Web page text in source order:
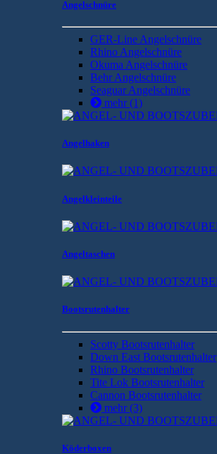
Angelschnüre
GER-Line Angelschnüre
Rhino Angelschnüre
Okuma Angelschnüre
Behr Angelschnüre
Seaguar Angelschnüre
mehr(1)
Angelhaken
Angelkleinteile
Angeltaschen
Bootsrutenhalter
Scotty Bootsrutenhalter
Down East Bootsrutenhalter
Rhino Bootsrutenhalter
Tite Lok Bootsrutenhalter
Cannon Bootsrutenhalter
mehr(3)
Köderboxen